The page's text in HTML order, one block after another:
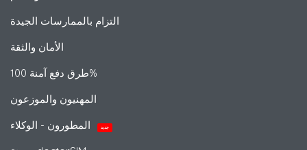
التزام بالممارسات الجيدة
الأمان والثقة
طرق دفع آمنة 100%
المهنيون والموزعون
جديد